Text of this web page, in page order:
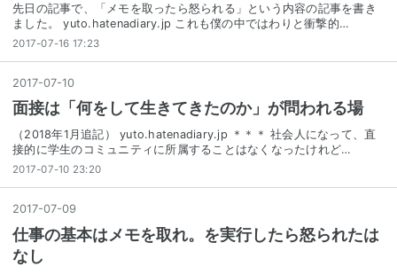
先日の記事で、「メモを取ったら怒られる」という内容の記事を書き
ました。 yuto.hatenadiary.jp これも僕の中ではわりと衝撃的…
2017-07-16 17:23
2017-07-10
面接は「何をして生きてきたのか」が問われる場
（2018年1月追記） yuto.hatenadiary.jp ＊＊＊ 社会人になって、直
接的に学生のコミュニティに所属することはなくなったけれど…
2017-07-10 23:20
2017-07-09
仕事の基本はメモを取れ。を実行したら怒られたは
なし